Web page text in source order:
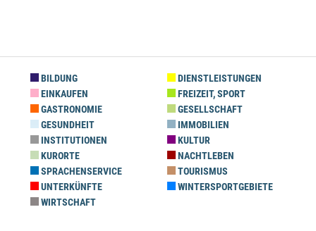
BILDUNG
DIENSTLEISTUNGEN
EINKAUFEN
FREIZEIT, SPORT
GASTRONOMIE
GESELLSCHAFT
GESUNDHEIT
IMMOBILIEN
INSTITUTIONEN
KULTUR
KURORTE
NACHTLEBEN
SPRACHENSERVICE
TOURISMUS
UNTERKÜNFTE
WINTERSPORTGEBIETE
WIRTSCHAFT